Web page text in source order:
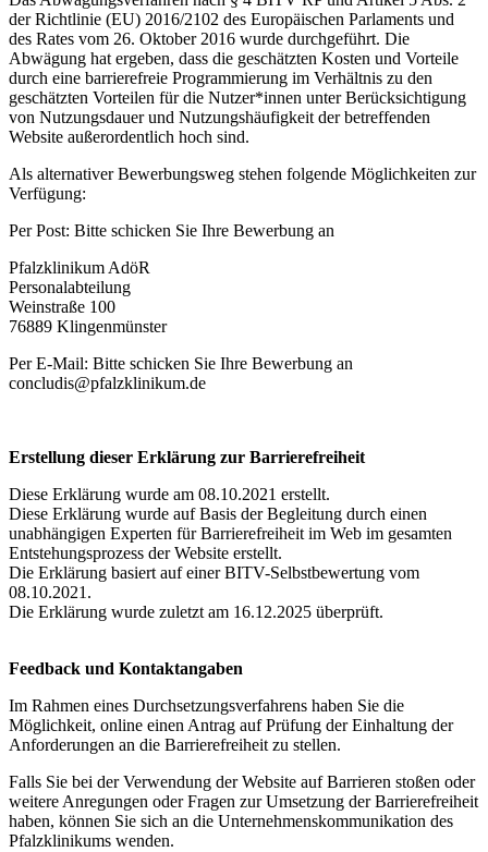
der Richtlinie (EU) 2016/2102 des Europäischen Parlaments und
des Rates vom 26. Oktober 2016 wurde durchgeführt. Die
Abwägung hat ergeben, dass die geschätzten Kosten und Vorteile
durch eine barrierefreie Programmierung im Verhältnis zu den
geschätzten Vorteilen für die Nutzer*innen unter Berücksichtigung
von Nutzungsdauer und Nutzungshäufigkeit der betreffenden
Website außerordentlich hoch sind.
Als alternativer Bewerbungsweg stehen folgende Möglichkeiten zur
Verfügung:
Per Post: Bitte schicken Sie Ihre Bewerbung an
Pfalzklinikum AdöR
Personalabteilung
Weinstraße 100
76889 Klingenmünster
Per E-Mail: Bitte schicken Sie Ihre Bewerbung an
concludis@pfalzklinikum.de
Erstellung dieser Erklärung zur Barrierefreiheit
Diese Erklärung wurde am 08.10.2021 erstellt.
Diese Erklärung wurde auf Basis der Begleitung durch einen
unabhängigen Experten für Barrierefreiheit im Web im gesamten
Entstehungsprozess der Website erstellt.
Die Erklärung basiert auf einer BITV-Selbstbewertung vom
08.10.2021.
Die Erklärung wurde zuletzt am 16.12.2025 überprüft.
Feedback und Kontaktangaben
Im Rahmen eines Durchsetzungsverfahrens haben Sie die
Möglichkeit, online einen Antrag auf Prüfung der Einhaltung der
Anforderungen an die Barrierefreiheit zu stellen.
Falls Sie bei der Verwendung der Website auf Barrieren stoßen oder
weitere Anregungen oder Fragen zur Umsetzung der Barrierefreiheit
haben, können Sie sich an die Unternehmenskommunikation des
Pfalzklinikums wenden.